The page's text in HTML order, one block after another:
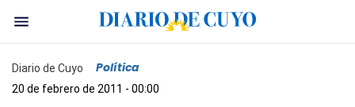
Diario de Cuyo Política
20 de febrero de 2011 - 00:00